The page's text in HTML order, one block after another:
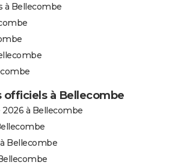
à Bellecombe
officiels à Bellecombe
à Bellecombe
Bellecombe